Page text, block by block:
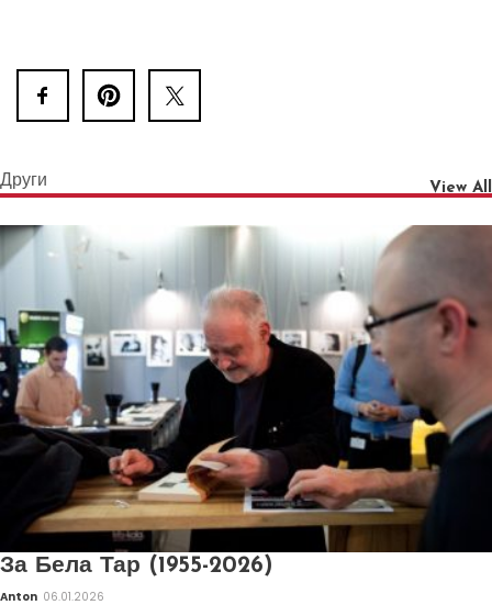
Други View All
За Бела Тар (1955-2026)
Anton 06.01.2026